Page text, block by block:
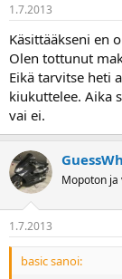
1.7.2013
Käsittääkseni en
Olen tottunut
Eikä tarvitse heti
kiukuttelee. Aika
vai ei.
Mopoton ja
1.7.2013
basic sanoi: